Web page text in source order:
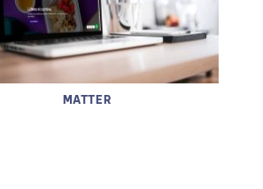
MATTER